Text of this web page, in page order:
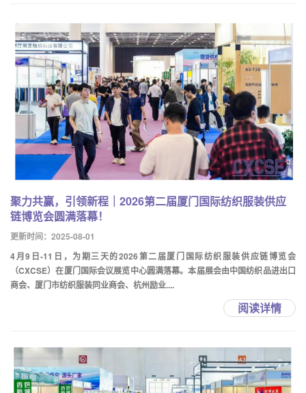
聚力共赢，引领新程｜2026第二届厦门国际纺织服装供应
链博览会圆满落幕！
更新时间：2025-08-01
4月9日-11日，为期三天的2026第二届厦门国际纺织服装供应链博览会
（CXCSE）在厦门国际会议展览中心圆满落幕。本届展会由中国纺织品进出口
商会、厦门市纺织服装同业商会、杭州励业....
阅读详情